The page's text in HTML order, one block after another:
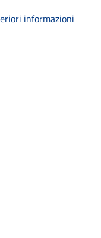
informazioni